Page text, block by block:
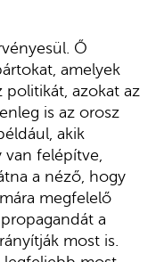
Ő
amelyek
politikát, azokat az
is az orosz
akik
felépítve,
a néző, hogy
megfelelő
a
most is.